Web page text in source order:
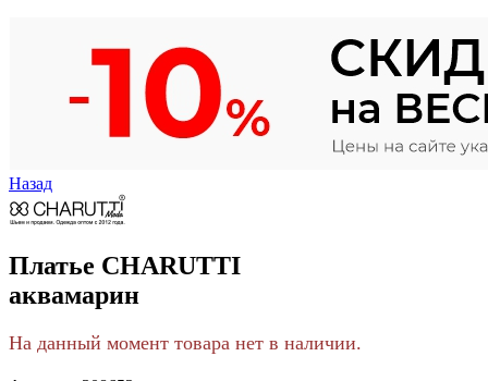
Назад
Платье CHARUTTI
аквамарин
На данный момент товара нет в наличии.